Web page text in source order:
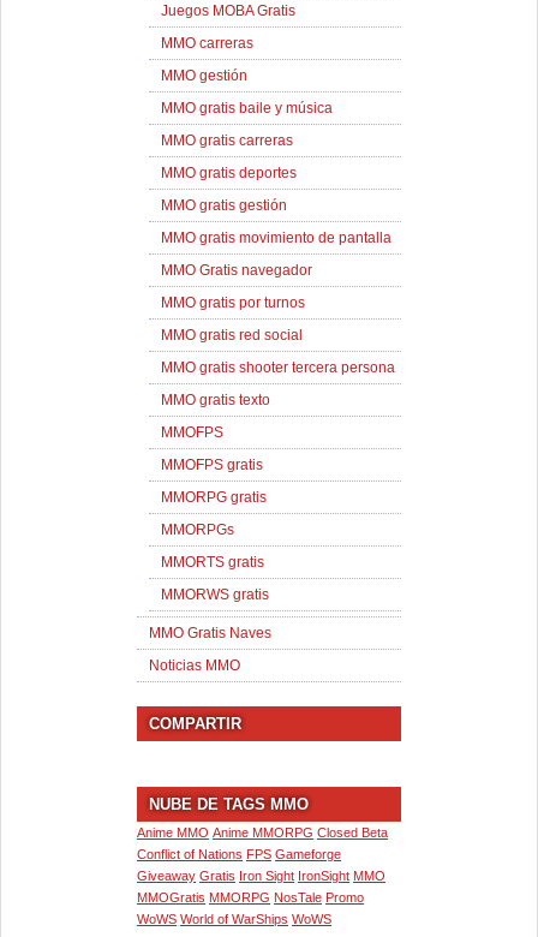
Juegos MOBA Gratis
MMO carreras
MMO gestión
MMO gratis baile y música
MMO gratis carreras
MMO gratis deportes
MMO gratis gestión
MMO gratis movimiento de pantalla
MMO Gratis navegador
MMO gratis por turnos
MMO gratis red social
MMO gratis shooter tercera persona
MMO gratis texto
MMOFPS
MMOFPS gratis
MMORPG gratis
MMORPGs
MMORTS gratis
MMORWS gratis
MMO Gratis Naves
Noticias MMO
COMPARTIR
NUBE DE TAGS MMO
Anime MMO Anime MMORPG Closed Beta
Conflict of Nations FPS Gameforge
Giveaway Gratis Iron Sight IronSight MMO
MMOGratis MMORPG NosTale Promo
WoWS World of WarShips WoWS